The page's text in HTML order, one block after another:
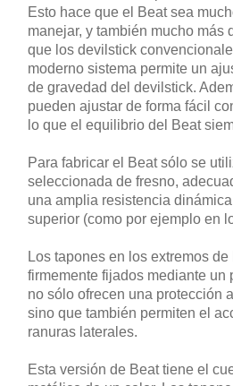
Esto hace que el Beat sea
manejar, y también mucho más
que los devilstick
moderno sistema permite un
de gravedad del devilstick.
pueden ajustar de forma fácil
lo que el equilibrio del Beat
Para fabricar el Beat sólo se
seleccionada de fresno,
una amplia resistencia
superior (como por ejemplo en
Los tapones en los extremos
firmemente fijados mediante un
no sólo ofrecen una protección
sino que también permiten el
ranuras laterales.
Esta versión de Beat tiene el